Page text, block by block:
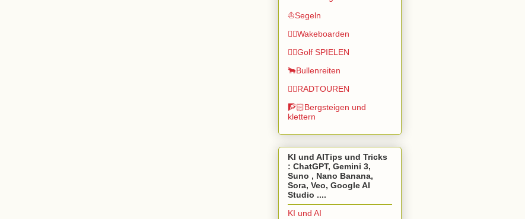
⛵Segeln
🏄🏽Wakeboarden
🏌️‍♂️Golf SPIELEN
🐂Bullenreiten
🚴‍♂️RADTOUREN
🧗🏻Bergsteigen und
klettern
KI und AITips und Tricks
: ChatGPT, Gemini 3,
Suno , Nano Banana,
Sora, Veo, Google AI
Studio ....
KI und AI